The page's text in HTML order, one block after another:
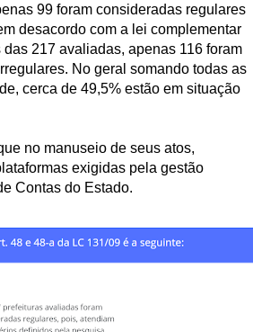
99 foram consideradas regulares
desacordo com a lei complementar
217 avaliadas, apenas 116 foram
No geral somando todas as
cerca de 49,5% estão em situação
no manuseio de seus atos,
exigidas pela gestão
Contas do Estado.